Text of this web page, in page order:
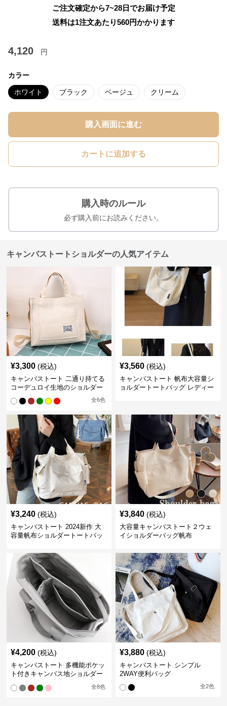
ご注文確定から7~28日でお届け予定
送料は1注文あたり560円かかります
4,120 円
カラー
ホワイト ブラック ベージュ クリーム
購入画面に進む
カートに追加する
購入時のルール
必ず購入前にお読みください。
キャンバストートショルダーの人気アイテム
¥3,300 (税込)
キャンバストート 二通り持てる
コーデュロイ生地のショルダー
全6色
¥3,560 (税込)
キャンバストート 帆布大容量シ
ョルダートートバッグ レディー
¥3,240 (税込)
キャンバストート 2024新作 大
容量帆布ショルダートートバッ
¥3,840 (税込)
大容量キャンバストート２ウェ
イショルダーバッグ帆布
¥4,200 (税込)
キャンバストート 多機能ポケッ
ト付きキャンバス地ショルダー
全8色
¥3,880 (税込)
キャンバストート シンプル
2WAY便利バッグ
全2色